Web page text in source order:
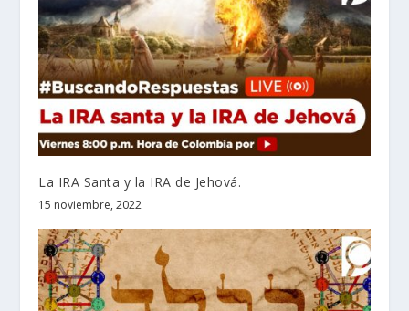
La IRA Santa y la IRA de Jehová.
15 noviembre, 2022